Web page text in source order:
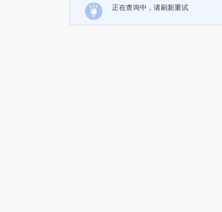
正在查询中，请刷新重试